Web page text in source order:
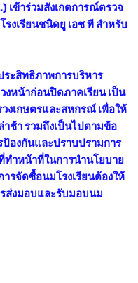
เข้าร่วมสังเกตการณ์ตรวจ
งเรียนชนิดยู เอช ที สำหรับ
ระสิทธิภาพการบริหาร
งหน้าก่อนปิดภาคเรียน เป็น
งเกษตรและสหกรณ์ เพื่อให้
ช้า รวมถึงเป็นไปตามข้อ
องกันและปราบปรามการ
ำหน้าที่ในการนำนโยบาย
รจัดซื้อนมโรงเรียนต้องให้
ส่งมอบและรับมอบนม